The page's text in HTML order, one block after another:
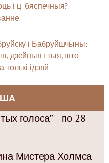
і ці бяспечныя?
і Бабруйшчыны:
дзейныя і тыя, што
толькі ідэяй
голоса” – по 28
Мистера Холмса